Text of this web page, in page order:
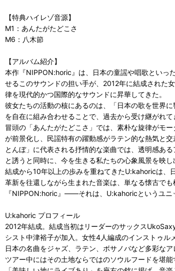
【特典ハイレゾ音源】
M1：あんたがたどこさ
M6：八木節
【アルバム紹介】
本作『NIPPON:horic』は、日本の童謡や唱歌といっ
せるこのサウンドの担い手が、2012年に結成された
律を現代的かつ国際的なサウンドに昇華してきた。
彼女たちの活動の核にあるのは、「日本の歌を世界
を自在に組み合わせることで、過去から受け継がれ
冒頭の「あんたがたどこさ」では、素朴な旋律がモ
が前景化し、民謡特有の躍動感がラテン的な熱気と
とんぼ」に代表される抒情的な楽曲では、透明感あ
と誘うと同時に、今を生きる私たちの心象風景を映し
結成から10年以上の歩みを重ねてきたU:kahoricは、
革新を往還しながら生まれた音楽は、単なる懐古で
『NIPPON:horic』――それは、U:kahoricというユニ
U:kahoric プロフィール
2012年結成。結成当初はリーダーのサックス
シスト中津裕子が加入。女性4人編成のインストゥル
日本の名曲をジャズ、ラテン、ボサノバなど多彩な
ツアー中にはその土地ならではのソウルフードを堪能